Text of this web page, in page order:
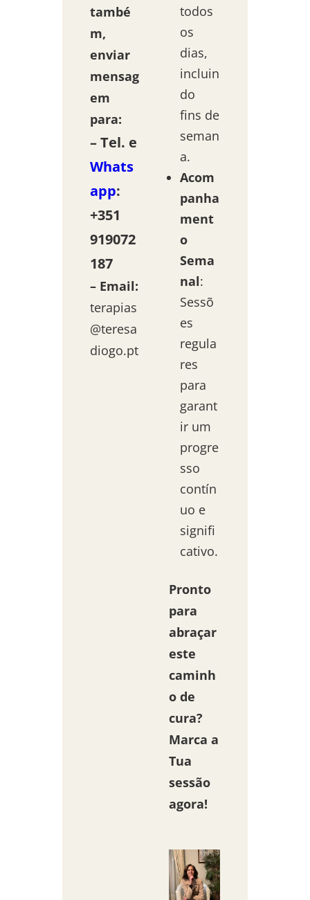
també
m,
enviar
mensag
em
para:
– Tel. e
Whats
app:
+351
919072
187
– Email:
terapias
@teresa
diogo.pt
todos
os
dias,
incluin
do
fins de
seman
a.
Acom
panha
ment
o
Sema
nal:
Sessõ
es
regula
res
para
garant
ir um
progre
sso
contín
uo e
signifi
cativo.
Pronto
para
abraçar
este
caminh
o de
cura?
Marca a
Tua
sessão
agora!